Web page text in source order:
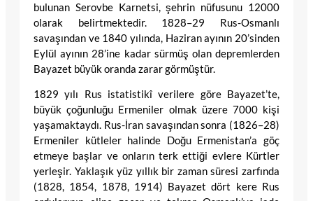
bulunan Serovbe Karnetsi, şehrin nüfusunu 12000
olarak belirtmektedir. 1828–29 Rus-Osmanlı
savaşından ve 1840 yılında, Haziran ayının 20’sinden
Eylül ayının 28’ine kadar sürmüş olan depremlerden
Bayazet büyük oranda zarar görmüştür.
1829 yılı Rus istatistikî verilere göre Bayazet’te,
büyük çoğunluğu Ermeniler olmak üzere 7000 kişi
yaşamaktaydı. Rus-İran savaşından sonra (1826–28)
Ermeniler kütleler halinde Doğu Ermenistan’a göç
etmeye başlar ve onların terk ettiği evlere Kürtler
yerleşir. Yaklaşık yüz yıllık bir zaman süresi zarfında
(1828, 1854, 1878, 1914) Bayazet dört kere Rus